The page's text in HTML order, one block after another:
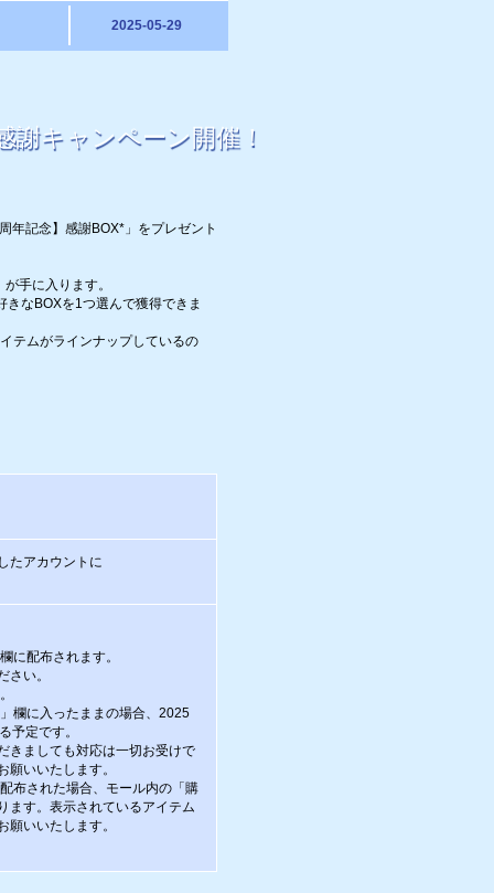
2025-05-29
キャンペーン開催！
年記念】感謝BOX*」をプレゼント
手に入ります。
なBOXを1つ選んで獲得できま
テムがラインナップしているの
たアカウントに
に配布されます。
さい。
欄に入ったままの場合、2025
予定です。
きましても対応は一切お受けで
願いいたします。
布された場合、モール内の「購
ます。表示されているアイテム
願いいたします。